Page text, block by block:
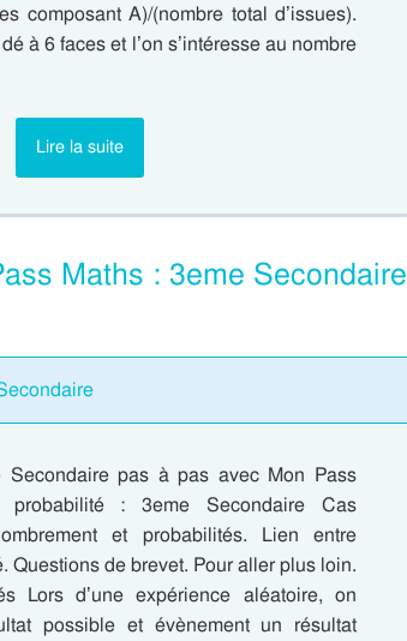
composant A)/(nombre total d’issues).
à 6 faces et l’on s’intéresse au nombre
Lire la suite
Maths : 3eme Secondaire
pas à pas avec Mon Pass
probabilité : 3eme Secondaire Cas
et probabilités. Lien entre
Questions de brevet. Pour aller plus loin.
Lors d’une expérience aléatoire, on
possible et évènement un résultat